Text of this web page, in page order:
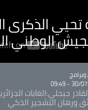
تحيي
الوطني
30/07/
جيجلي:الغابات
ورهان التشجير الذكي